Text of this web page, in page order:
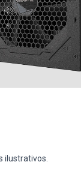
ilustrativos.